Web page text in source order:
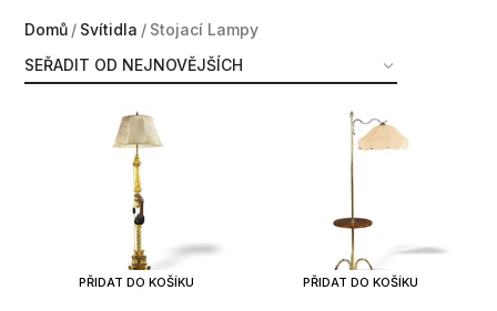
Domů Svítidla Stojací Lampy
PŘIDAT DO KOŠÍKU PŘIDAT DO KOŠÍKU